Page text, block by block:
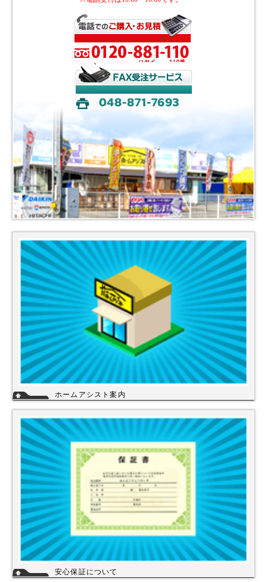
ホームアシスト案内
ホームアシストからお客様のご注文頂いた住宅設備機器は品質管理され発
送させて頂いております。
安心保証について